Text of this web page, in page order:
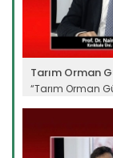
Tarım Orman
“Tarım Orman
Devamını Oku ->